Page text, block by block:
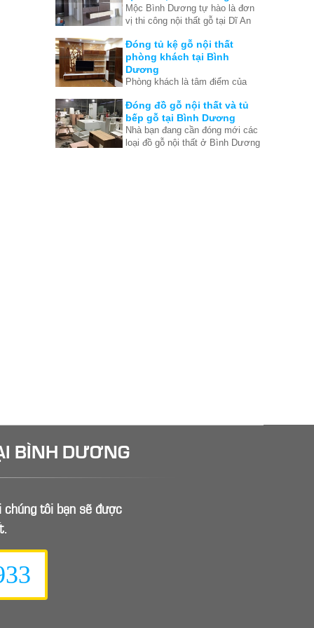
rất quan trong quá trình tạo nên
nội thất căn nhà hoàn hảo.
Mộc Bình Dương tự hào là đơn
vị thi công nội thất gỗ tại Dĩ An
Chuyên thi công đồ gỗ nội thất
theo yêu cầu tại Dĩ An, Bình
Dương
Đóng tủ kệ gỗ nội thất
phòng khách tại Bình
Dương
Phòng khách là tâm điểm của
Vì vậy bạn cần phải tìm đúng
nơi đóng đồ gỗ nội thất phòng
khách ở Bình Dương vừa tốt
vừa rẻ.
Đóng đồ gỗ nội thất và tủ
bếp gỗ tại Bình Dương
Nhà bạn đang cần đóng mới các
loại đồ gỗ nội thất ở Bình Dương
BÌNH DƯƠNG
tôi bạn sẽ được